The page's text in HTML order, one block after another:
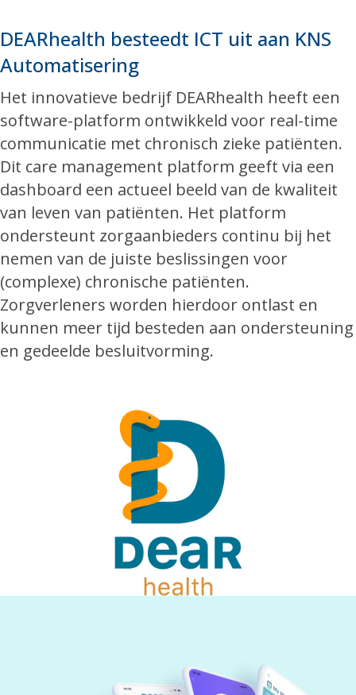
DEARhealth besteedt ICT uit aan KNS
Automatisering
Het innovatieve bedrijf DEARhealth heeft een
software-platform ontwikkeld voor real-time
communicatie met chronisch zieke patiënten.
Dit care management platform geeft via een
dashboard een actueel beeld van de kwaliteit
van leven van patiënten. Het platform
ondersteunt zorgaanbieders continu bij het
nemen van de juiste beslissingen voor
(complexe) chronische patiënten.
Zorgverleners worden hierdoor ontlast en
kunnen meer tijd besteden aan ondersteuning
en gedeelde besluitvorming.